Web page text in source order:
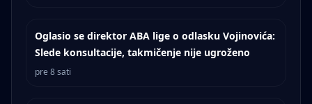
Oglasio se direktor ABA lige o odlasku Vojinovića:
Slede konsultacije, takmičenje nije ugroženo
pre 8 sati